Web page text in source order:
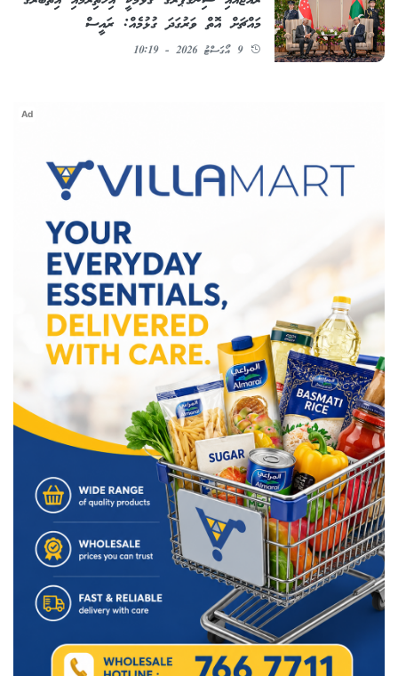
މައްޗަށް އޮތް ވަރުގަދަ ގުޅުމެއް: ރައީސް
9 އޯގަސްޓު 2026 - 10:19
Ad